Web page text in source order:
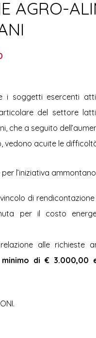
Agricoltura
AGRO-
i soggetti esercenti
del settore
che a seguito
vedono acuite le
l’iniziativa
di
per il costo
alle richieste
minimo di € 3.000,00